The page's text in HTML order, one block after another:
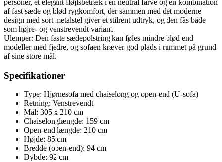
personer, et elegant fløjlsbetræk i en neutral farve og en kombination
af fast sæde og blød rygkomfort, der sammen med det moderne
design med sort metalstel giver et stilrent udtryk, og den fås både
som højre- og venstrevendt variant.
Ulemper: Den faste sædepolstring kan føles mindre blød end
modeller med fjedre, og sofaen kræver god plads i rummet på grund
af sine store mål.
Specifikationer
Type: Hjørnesofa med chaiselong og open-end (U-sofa)
Retning: Venstrevendt
Mål: 305 x 210 cm
Chaiselonglængde: 159 cm
Open-end længde: 210 cm
Højde: 85 cm
Bredde (open-end): 94 cm
Dybde: 92 cm